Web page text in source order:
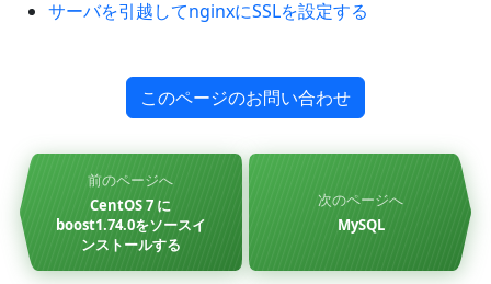
サーバを引越してnginxにSSLを設定する
このページのお問い合わせ
前のページへ
CentOS 7 に
boost1.74.0をソースイ
ンストールする
次のページへ
MySQL